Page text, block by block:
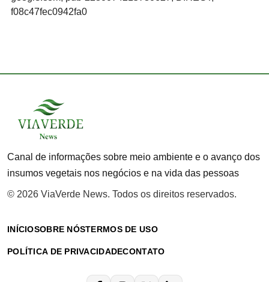
f08c47fec0942fa0
Canal de informações sobre meio ambiente e o avanço dos
insumos vegetais nos negócios e na vida das pessoas
© 2026 ViaVerde News. Todos os direitos reservados.
INÍCIOSOBRE NÓSTERMOS DE USO
POLÍTICA DE PRIVACIDADECONTATO